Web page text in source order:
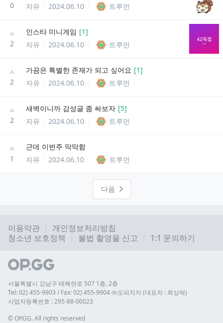
0
자유
2024.06.10 트루먼
2
인스타 미니게임 [1]
자유
2024.06.10 트루먼
2
가끔은 특별한 존재가 되고 싶어요 [1]
자유
2024.06.10 트루먼
2
새벽이니까 감성글 좀 싸보자 [5]
자유
2024.06.10 트루먼
1
근데 이번주 막막함
자유
2024.06.10 트루먼
다음
이용약관
개인정보처리방침
청소년 보호정책
불법 촬영물 신고 1:1 문의하기
서울특별시 강남구 테헤란로 507 1층, 2층
Tel: 02) 455-9903 / Fax: 02) 455-9904 ㈜오피지지 (대표자 : 최상락)
사업자등록번호 : 295-88-00023
© OP.GG. All rights reserved